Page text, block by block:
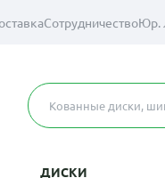
СотрудничествоЮр.
ДИСКИ